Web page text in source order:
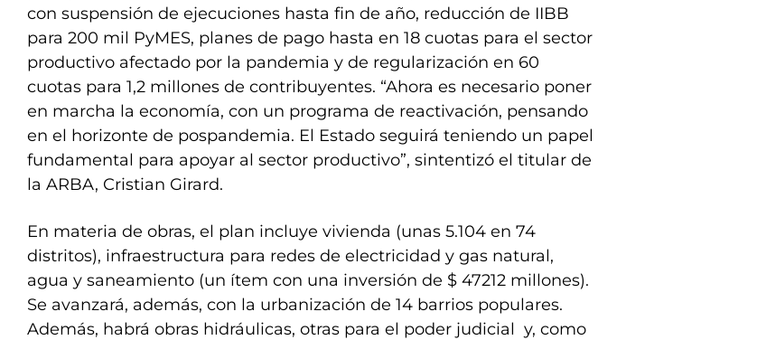
con suspensión de ejecuciones hasta fin de año, reducción de IIBB
para 200 mil PyMES, planes de pago hasta en 18 cuotas para el sector
productivo afectado por la pandemia y de regularización en 60
cuotas para 1,2 millones de contribuyentes. “Ahora es necesario poner
en marcha la economía, con un programa de reactivación, pensando
en el horizonte de pospandemia. El Estado seguirá teniendo un papel
fundamental para apoyar al sector productivo”, sintentizó el titular de
la ARBA, Cristian Girard.
En materia de obras, el plan incluye vivienda (unas 5.104 en 74
distritos), infraestructura para redes de electricidad y gas natural,
agua y saneamiento (un ítem con una inversión de $ 47212 millones).
Se avanzará, además, con la urbanización de 14 barrios populares.
Además, habrá obras hidráulicas, otras para el poder judicial y, como